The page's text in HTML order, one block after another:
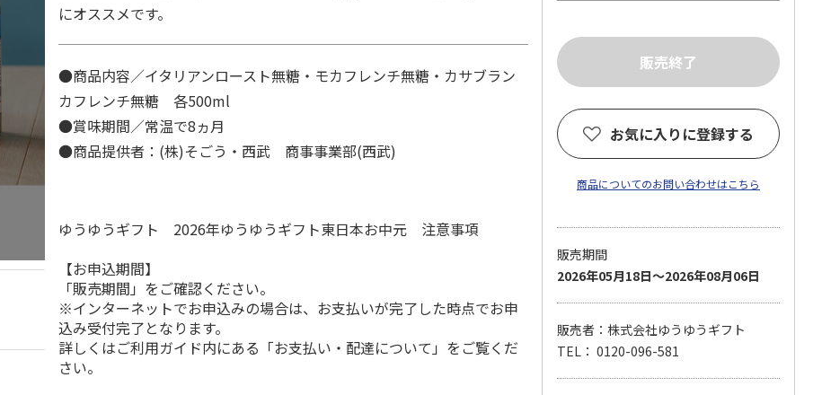
にオススメです。
●商品内容／イタリアンロースト無糖・モカフレンチ無糖・カサブラン
カフレンチ無糖 各500ml
●賞味期間／常温で8ヵ月
●商品提供者：(株)そごう・西武 商事事業部(西武)
ゆうゆうギフト 2026年ゆうゆうギフト東日本お中元 注意事項
【お申込期間】
「販売期間」をご確認ください。
※インターネットでお申込みの場合は、お支払いが完了した時点でお申
込み受付完了となります。
詳しくはご利用ガイド内にある「お支払い・配達について」をご覧くだ
さい。
お気に入りに登録する
商品についてのお問い合わせはこちら
販売期間
2026年05月18日～2026年08月06日
販売者：株式会社ゆうゆうギフト
TEL： 0120-096-581